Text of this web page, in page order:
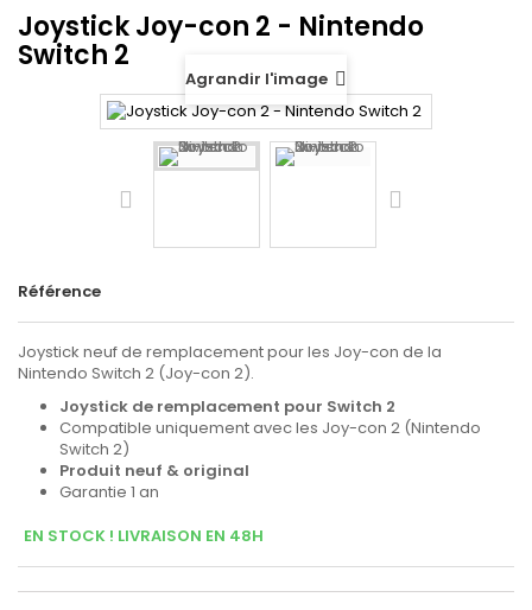
Joystick Joy-con 2 - Nintendo
Switch 2
Agrandir l'image
Référence
Joystick neuf de remplacement pour les Joy-con de la
Nintendo Switch 2 (Joy-con 2).
Joystick de remplacement pour Switch 2
Compatible uniquement avec les Joy-con 2 (Nintendo
Switch 2)
Produit neuf & original
Garantie 1 an
EN STOCK ! LIVRAISON EN 48H